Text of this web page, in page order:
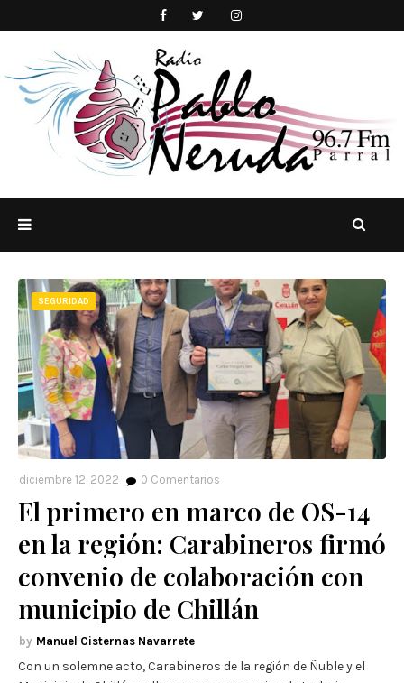
SEGURIDAD
diciembre 12, 2022 0 Comentarios
El primero en marco de OS-14
en la región: Carabineros firmó
convenio de colaboración con
municipio de Chillán
Manuel Cisternas Navarrete
Con un solemne acto, Carabineros de la región de Ñuble y el